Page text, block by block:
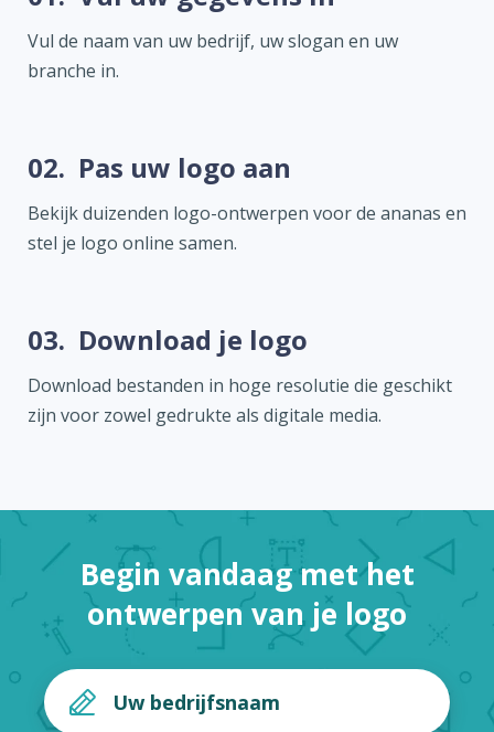
Vul de naam van uw bedrijf, uw slogan en uw
branche in.
02. Pas uw logo aan
Bekijk duizenden logo-ontwerpen voor de ananas en
stel je logo online samen.
03. Download je logo
Download bestanden in hoge resolutie die geschikt
zijn voor zowel gedrukte als digitale media.
Begin vandaag met het
ontwerpen van je logo